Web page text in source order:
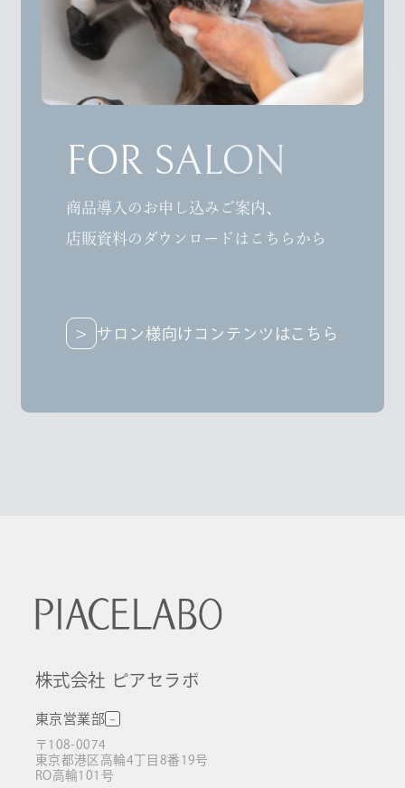
FOR SALON
商品導入のお申し込みご案内、
店販資料のダウンロードはこちらから
サロン様向けコンテンツはこちら
株式会社 ピアセラボ
東京営業部
〒108-0074
東京都港区高輪4丁目8番19号
RO高輪101号